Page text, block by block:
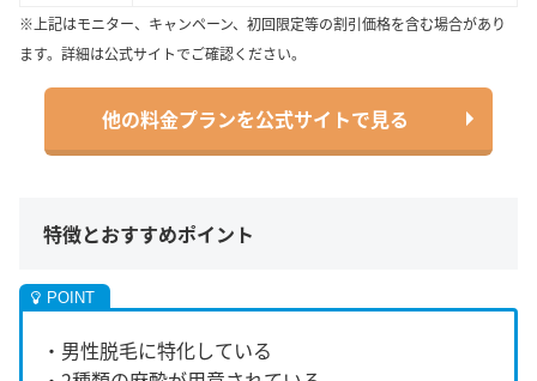
※上記はモニター、キャンペーン、初回限定等の割引価格を含む場合があり
ます。詳細は公式サイトでご確認ください。
他の料金プランを公式サイトで見る
特徴とおすすめポイント
・男性脱毛に特化している